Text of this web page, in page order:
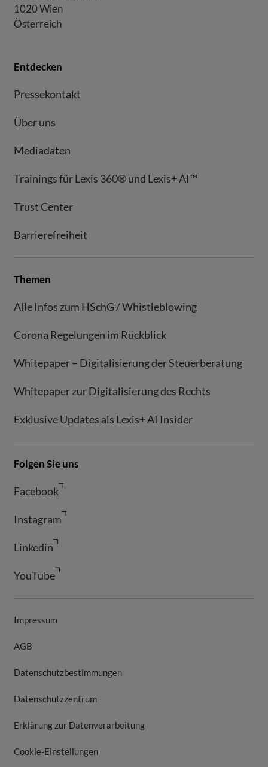
1020 Wien
Österreich
Entdecken
Pressekontakt
Über uns
Mediadaten
Trainings für Lexis 360® und Lexis+ AI™
Trust Center
Barrierefreiheit
Themen
Alle Infos zum HSchG / Whistleblowing
Corona Regelungen im Rückblick
Whitepaper – Digitalisierung der Steuerberatung
Whitepaper zur Digitalisierung des Rechts
Exklusive Updates als Lexis+ AI Insider
Folgen Sie uns
Facebook
Instagram
Linkedin
YouTube
Impressum
AGB
Datenschutzbestimmungen
Datenschutzzentrum
Erklärung zur Datenverarbeitung
Cookie-Einstellungen